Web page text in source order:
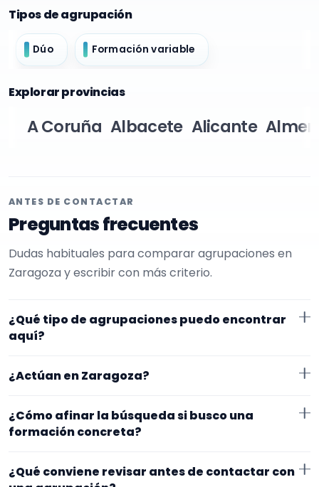
Tipos de agrupación
Dúo Formación variable
Explorar provincias
A Coruña Albacete Alicante
ANTES DE CONTACTAR
Preguntas frecuentes
Dudas habituales para comparar agrupaciones en
Zaragoza y escribir con más criterio.
¿Qué tipo de agrupaciones puedo encontrar
aquí?
Aquí verás agrupaciones que trabajan para misas. En
esta página la selección está más afinada hacia
tamaño de la formación y vídeos antes de decidir.
¿Actúan en Zaragoza?
trabajan en Zaragoza. Algunos son de la zona y otros
exacto, horarios y posibles gastos.
¿Cómo afinar la búsqueda si busco una
formación concreta?
demasiado específico, cambia el subtipo o quítalo
¿Qué conviene revisar antes de contactar con